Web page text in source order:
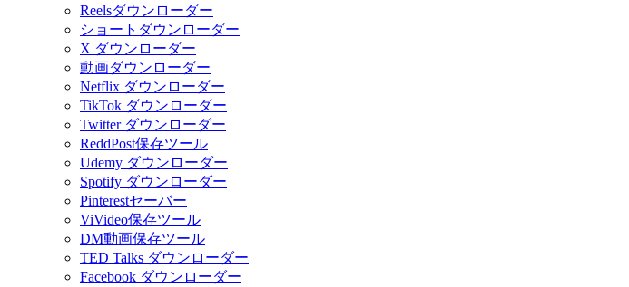
Reelsダウンローダー
ショートダウンローダー
X ダウンローダー
動画ダウンローダー
Netflix ダウンローダー
TikTok ダウンローダー
Twitter ダウンローダー
ReddPost保存ツール
Udemy ダウンローダー
Spotify ダウンローダー
Pinterestセーバー
ViVideo保存ツール
DM動画保存ツール
TED Talks ダウンローダー
Facebook ダウンローダー